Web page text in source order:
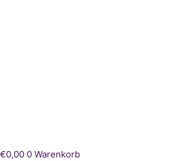
€0,00 0 Warenkorb